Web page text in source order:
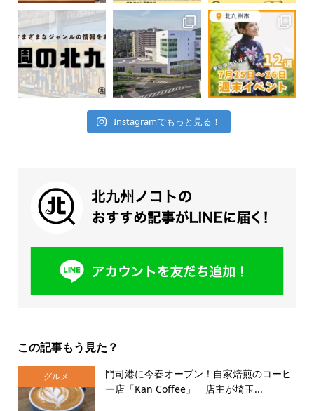
Instagramでもっと見る！
この記事もう見た？
グルメ
門司港に今春オープン！自家焙煎のコーヒ
ー店「Kan Coffee」 店主が埼玉...